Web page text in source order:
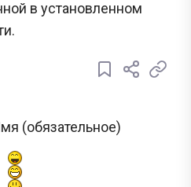
в установленном
(обязательное)